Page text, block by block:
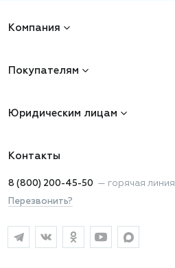
Компания
Покупателям
Юридическим лицам
Контакты
8 (800) 200-45-50 — горячая линия
Перезвонить?